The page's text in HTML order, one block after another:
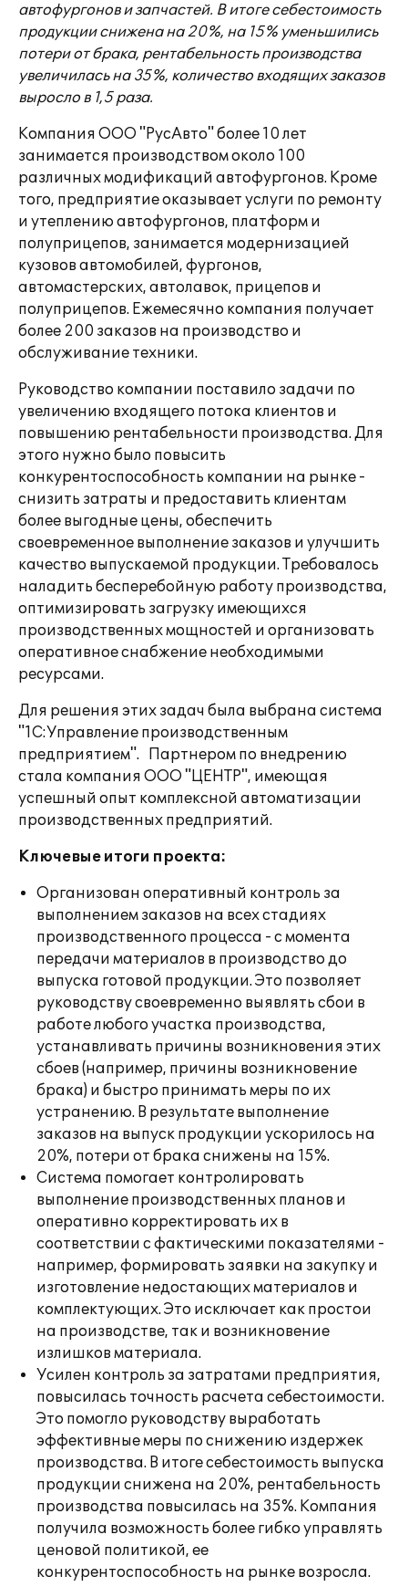
автофургонов и запчастей. В итоге себестоимость
продукции снижена на 20%, на 15% уменьшились
потери от брака, рентабельность производства
увеличилась на 35%, количество входящих заказов
выросло в 1,5 раза.
Компания ООО "РусАвто" более 10 лет
занимается производством около 100
различных модификаций автофургонов. Кроме
того, предприятие оказывает услуги по ремонту
и утеплению автофургонов, платформ и
полуприцепов, занимается модернизацией
кузовов автомобилей, фургонов,
автомастерских, автолавок, прицепов и
полуприцепов. Ежемесячно компания получает
более 200 заказов на производство и
обслуживание техники.
Руководство компании поставило задачи по
увеличению входящего потока клиентов и
повышению рентабельности производства. Для
этого нужно было повысить
конкурентоспособность компании на рынке -
снизить затраты и предоставить клиентам
более выгодные цены, обеспечить
своевременное выполнение заказов и улучшить
качество выпускаемой продукции. Требовалось
наладить бесперебойную работу производства,
оптимизировать загрузку имеющихся
производственных мощностей и организовать
оперативное снабжение необходимыми
ресурсами.
Для решения этих задач была выбрана система
"1С:Управление производственным
предприятием". Партнером по внедрению
стала компания ООО "ЦЕНТР", имеющая
успешный опыт комплексной автоматизации
производственных предприятий.
Ключевые итоги проекта:
Организован оперативный контроль за
выполнением заказов на всех стадиях
производственного процесса - с момента
передачи материалов в производство до
выпуска готовой продукции. Это позволяет
руководству своевременно выявлять сбои в
работе любого участка производства,
устанавливать причины возникновения этих
сбоев (например, причины возникновение
брака) и быстро принимать меры по их
устранению. В результате выполнение
заказов на выпуск продукции ускорилось на
20%, потери от брака снижены на 15%.
Система помогает контролировать
выполнение производственных планов и
оперативно корректировать их в
соответствии с фактическими показателями -
например, формировать заявки на закупку и
изготовление недостающих материалов и
комплектующих. Это исключает как простои
на производстве, так и возникновение
излишков материала.
Усилен контроль за затратами предприятия,
повысилась точность расчета себестоимости.
Это помогло руководству выработать
эффективные меры по снижению издержек
производства. В итоге себестоимость выпуска
продукции снижена на 20%, рентабельность
производства повысилась на 35%. Компания
получила возможность более гибко управлять
ценовой политикой, ее
конкурентоспособность на рынке возросла.